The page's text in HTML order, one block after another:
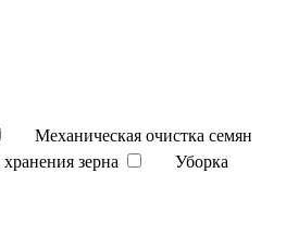
Механическая очистка семян
зерна
Уборка